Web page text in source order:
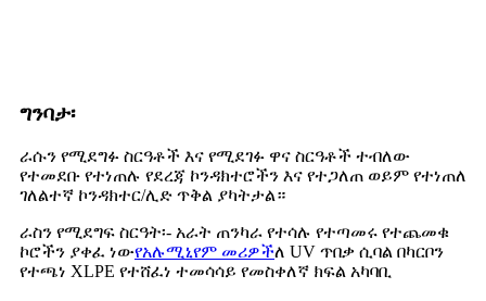
ግንባታ፡
ራሱን የሚደግፉ ስርዓቶች እና የሚደገፉ ዋና ስርዓቶች ተብለው
የተመደቡ የተነጠሉ የደረጃ ኮንዳክተሮችን እና የተጋለጠ ወይም የተነጠለ
ገለልተኛ ኮንዳክተር/ሊድ ጥቅል ያካትታል።
ራስን የሚደግፍ ስርዓት፡- አራት ጠንካራ የተሳሉ የተጣመሩ የተጨመቁ
ኮሮችን ያቀፈ ነውየአሉሚኒየም መሪዎችለ UV ጥበቃ ሲባል በካርቦን
የተጫነ XLPE የተሸፈነ ተመሳሳይ የመስቀለኛ ክፍል አካባቢ